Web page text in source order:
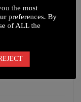
Dörfern
the most
preferences. By
of ALL the